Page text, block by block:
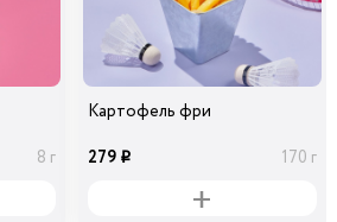
8 г
Картофель фри
279 i 170 г